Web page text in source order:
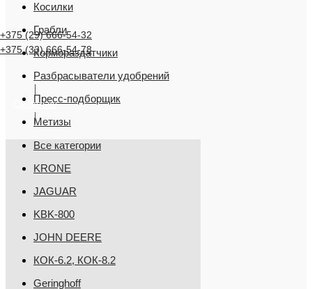
+375 (29) 666-54-32
+375 (33) 666-54-78
Связаться
Косилки
Грабли
Кормораздатчики
Разбрасыватели удобрений
Пресс-подборщик
Метизы
Все категории
KRONE
JAGUAR
KBK-800
JOHN DEERE
КОК-6.2, КОК-8.2
Geringhoff